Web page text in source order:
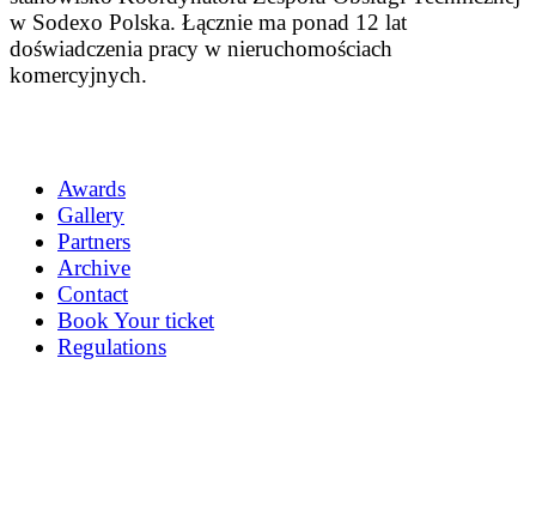
w Sodexo Polska. Łącznie ma ponad 12 lat
doświadczenia pracy w nieruchomościach
komercyjnych.
Awards
Gallery
Partners
Archive
Contact
Book Your ticket
Regulations